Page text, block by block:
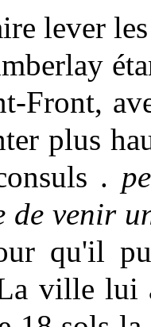
lever
Front,
plus
.
de venir
qu'il
ville lui